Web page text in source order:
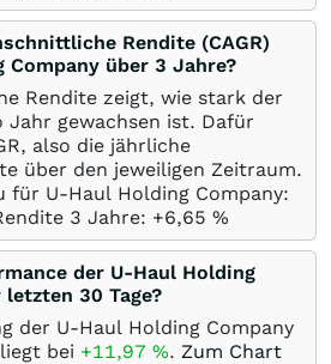
Rendite (CAGR)
Company über 3 Jahre?
Rendite zeigt, wie stark der
gewachsen ist. Dafür
also die jährliche
über den jeweiligen Zeitraum.
für U-Haul Holding Company:
3 Jahre: +6,65 %
der U-Haul Holding
30 Tage?
der U-Haul Holding Company
bei +11,97 %. Zum Chart